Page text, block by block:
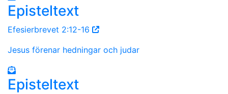
Episteltext
Efesierbrevet 2:12-16
Jesus förenar hedningar och judar
Episteltext